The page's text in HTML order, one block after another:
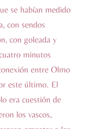
se habían medido
con sendos
con goleada y
minutos
entre Olmo
este último. El
era cuestión de
los vascos,